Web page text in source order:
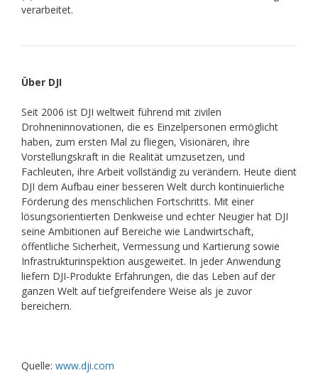
verarbeitet.
Über DJI
Seit 2006 ist DJI weltweit führend mit zivilen
Drohneninnovationen, die es Einzelpersonen ermöglicht
haben, zum ersten Mal zu fliegen, Visionären, ihre
Vorstellungskraft in die Realität umzusetzen, und
Fachleuten, ihre Arbeit vollständig zu verändern. Heute dient
DJI dem Aufbau einer besseren Welt durch kontinuierliche
Förderung des menschlichen Fortschritts. Mit einer
lösungsorientierten Denkweise und echter Neugier hat DJI
seine Ambitionen auf Bereiche wie Landwirtschaft,
öffentliche Sicherheit, Vermessung und Kartierung sowie
Infrastrukturinspektion ausgeweitet. In jeder Anwendung
liefern DJI-Produkte Erfahrungen, die das Leben auf der
ganzen Welt auf tiefgreifendere Weise als je zuvor
bereichern.
Quelle: www.dji.com